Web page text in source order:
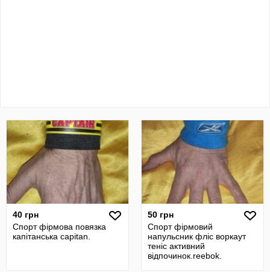
40 грн
Спорт фірмова повязка
капітанська capitan.
50 грн
Спорт фірмовий
напульсник фліс воркаут
теніс активний
відпочинок.reebok.